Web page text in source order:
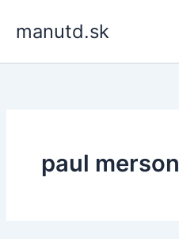
manutd.sk
paul merson